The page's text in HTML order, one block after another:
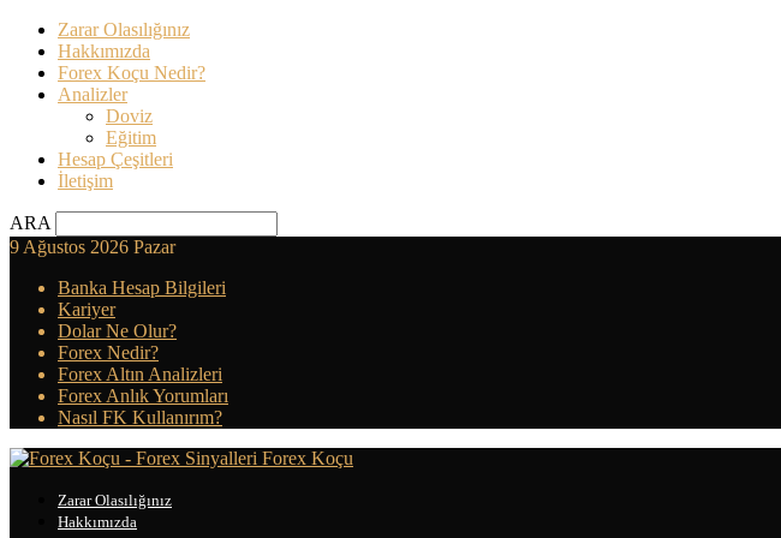
Zarar Olasılığınız
Hakkımızda
Forex Koçu Nedir?
Analizler
Doviz
Eğitim
Hesap Çeşitleri
İletişim
ARA
9 Ağustos 2026 Pazar
Banka Hesap Bilgileri
Kariyer
Dolar Ne Olur?
Forex Nedir?
Forex Altın Analizleri
Forex Anlık Yorumları
Nasıl FK Kullanırım?
Forex Koçu
Zarar Olasılığınız
Hakkımızda